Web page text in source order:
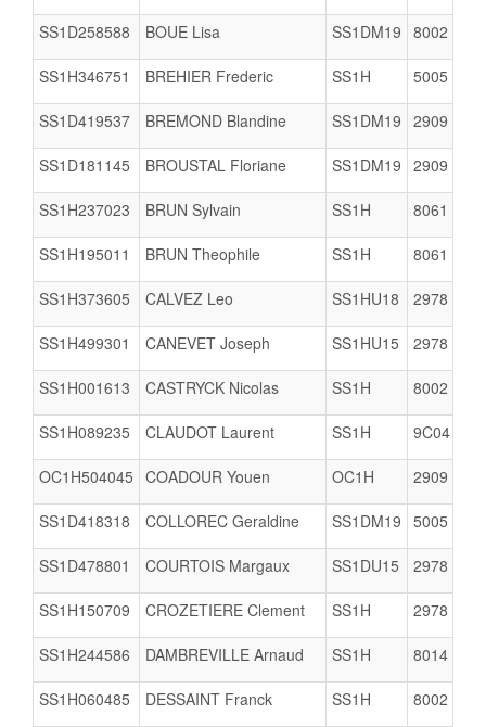
SS1D258588 BOUE Lisa SS1DM19 8002
SS1H346751 BREHIER Frederic SS1H 5005
SS1D419537 BREMOND Blandine SS1DM19 2909
SS1D181145 BROUSTAL Floriane SS1DM19 2909
SS1H237023 BRUN Sylvain SS1H 8061
SS1H195011 BRUN Theophile SS1H 8061
SS1H373605 CALVEZ Leo SS1HU18 2978
SS1H499301 CANEVET Joseph SS1HU15 2978
SS1H001613 CASTRYCK Nicolas SS1H 8002
SS1H089235 CLAUDOT Laurent SS1H 9C04
OC1H504045 COADOUR Youen OC1H 2909
SS1D418318 COLLOREC Geraldine SS1DM19 5005
SS1D478801 COURTOIS Margaux SS1DU15 2978
SS1H150709 CROZETIERE Clement SS1H 2978
SS1H244586 DAMBREVILLE Arnaud SS1H 8014
SS1H060485 DESSAINT Franck SS1H 8002